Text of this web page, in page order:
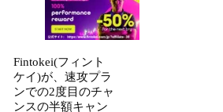
Fintokei(フィント
ケイ)が、速攻プラ
ンでの2度目のチャ
ンスの半額キャン